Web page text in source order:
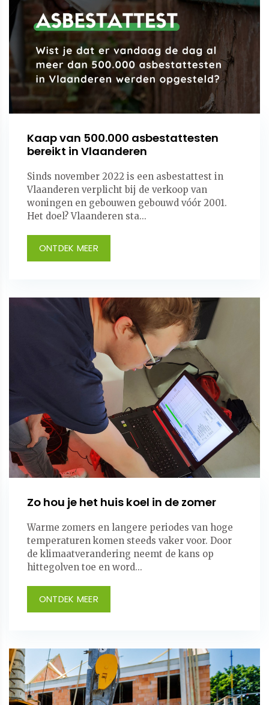
Kaap van 500.000 asbestattesten
bereikt in Vlaanderen
Sinds november 2022 is een asbestattest in
Vlaanderen verplicht bij de verkoop van
woningen en gebouwen gebouwd vóór 2001.
Het doel? Vlaanderen sta...
ONTDEK MEER
Zo hou je het huis koel in de zomer
Warme zomers en langere periodes van hoge
temperaturen komen steeds vaker voor. Door
de klimaatverandering neemt de kans op
hittegolven toe en word...
ONTDEK MEER